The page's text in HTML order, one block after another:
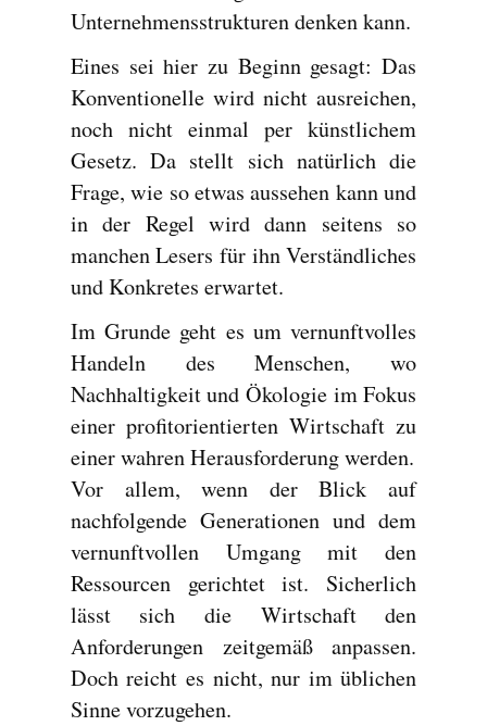
Unternehmensstrukturen denken kann.
Eines sei hier zu Beginn gesagt: Das
Konventionelle wird nicht ausreichen,
noch nicht einmal per künstlichem
Gesetz. Da stellt sich natürlich die
Frage, wie so etwas aussehen kann und
in der Regel wird dann seitens so
manchen Lesers für ihn Verständliches
und Konkretes erwartet.
Im Grunde geht es um vernunftvolles
Handeln des Menschen, wo
Nachhaltigkeit und Ökologie im Fokus
einer profitorientierten Wirtschaft zu
einer wahren Herausforderung werden.
Vor allem, wenn der Blick auf
nachfolgende Generationen und dem
vernunftvollen Umgang mit den
Ressourcen gerichtet ist. Sicherlich
lässt sich die Wirtschaft den
Anforderungen zeitgemäß anpassen.
Doch reicht es nicht, nur im üblichen
Sinne vorzugehen.